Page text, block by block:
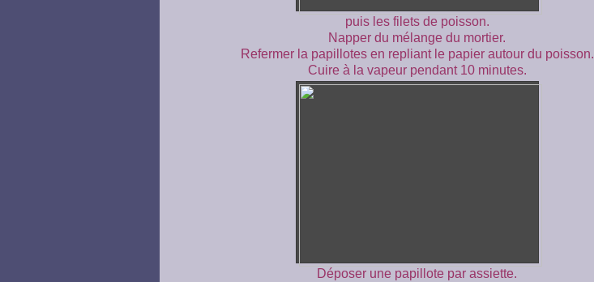
puis les filets de poisson.
Napper du mélange du mortier.
Refermer la papillotes en repliant le papier autour du poisson.
Cuire à la vapeur pendant 10 minutes.
Déposer une papillote par assiette.